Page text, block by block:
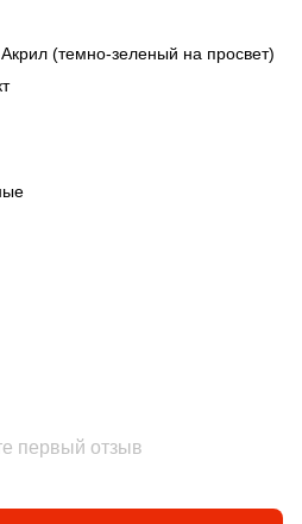
(темно-зеленый на просвет)
первый отзыв